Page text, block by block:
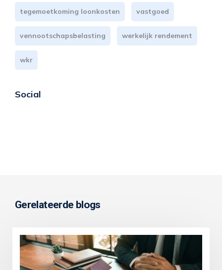
tegemoetkoming loonkosten vastgoed
vennootschapsbelasting werkelijk rendement
wkr
Social
Gerelateerde blogs